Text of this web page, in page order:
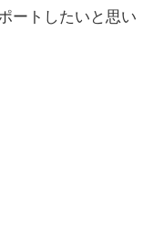
ートしたいと思い